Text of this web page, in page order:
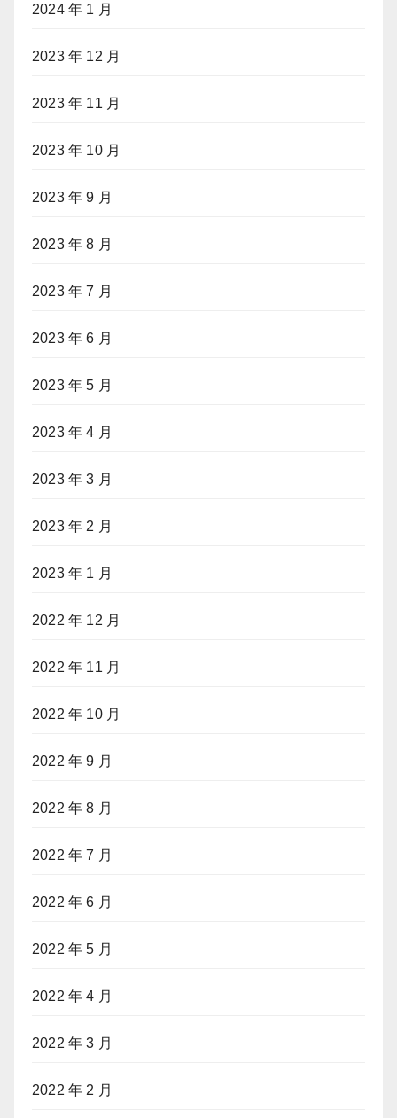
2024 年 1 月
2023 年 12 月
2023 年 11 月
2023 年 10 月
2023 年 9 月
2023 年 8 月
2023 年 7 月
2023 年 6 月
2023 年 5 月
2023 年 4 月
2023 年 3 月
2023 年 2 月
2023 年 1 月
2022 年 12 月
2022 年 11 月
2022 年 10 月
2022 年 9 月
2022 年 8 月
2022 年 7 月
2022 年 6 月
2022 年 5 月
2022 年 4 月
2022 年 3 月
2022 年 2 月